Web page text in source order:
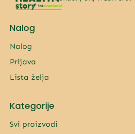
Nalog
Nalog
Prijava
Lista želja
Kategorije
Svi proizvodi